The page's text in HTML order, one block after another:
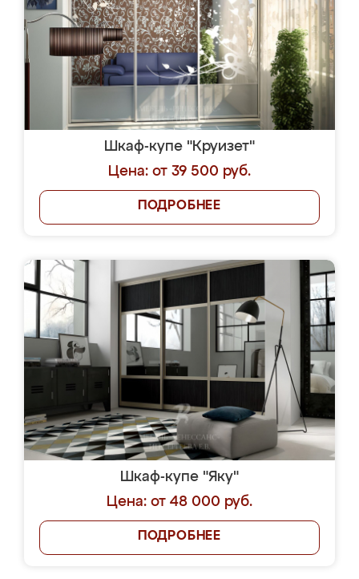
Шкаф-купе "Круизет"
Цена: от 39 500 руб.
ПОДРОБНЕЕ
Шкаф-купе "Яку"
Цена: от 48 000 руб.
ПОДРОБНЕЕ